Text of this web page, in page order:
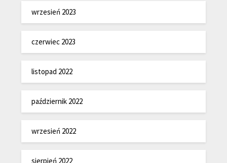
wrzesień 2023
czerwiec 2023
listopad 2022
październik 2022
wrzesień 2022
sierpień 2022